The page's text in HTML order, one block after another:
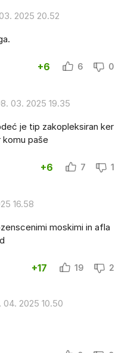
2025 20.52
+6 6 0
03. 2025 19.35
je tip zakopleksiran ker
komu paše
+6 7 1
16.58
moskimi in afla
+17 19 2
04. 2025 10.50